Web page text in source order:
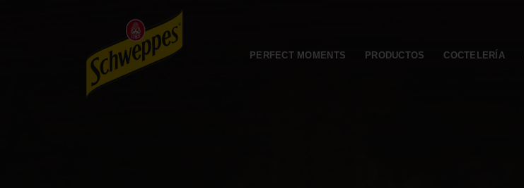
PERFECT MOMENTS PRODUCTOS COCTELERÍA